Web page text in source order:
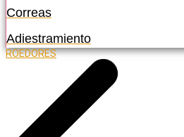
Correas
Adiestramiento
ROEDORES